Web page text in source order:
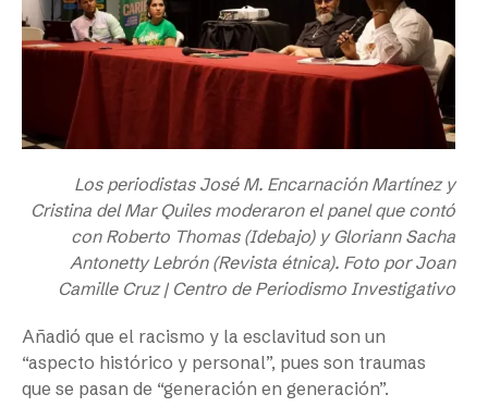
Los periodistas José M. Encarnación Martínez y
Cristina del Mar Quiles moderaron el panel que contó
con Roberto Thomas (Idebajo) y Gloriann Sacha
Antonetty Lebrón (Revista étnica). Foto por Joan
Camille Cruz | Centro de Periodismo Investigativo
Añadió que el racismo y la esclavitud son un
“aspecto histórico y personal”, pues son traumas
que se pasan de “generación en generación”.